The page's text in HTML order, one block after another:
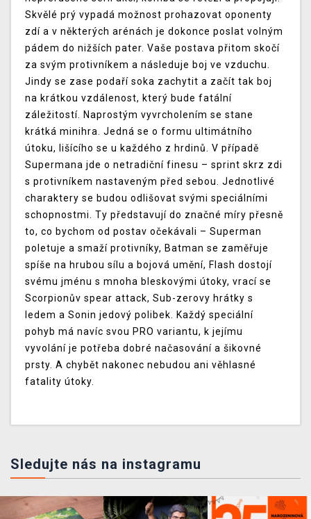
Skvělé prý vypadá možnost prohazovat oponenty
zdí a v některých arénách je dokonce poslat volným
pádem do nižších pater. Vaše postava přitom skočí
za svým protivníkem a následuje boj ve vzduchu.
Jindy se zase podaří soka zachytit a začít tak boj
na krátkou vzdálenost, který bude fatální
záležitostí. Naprostým vyvrcholením se stane
krátká minihra. Jedná se o formu ultimátního
útoku, lišícího se u každého z hrdinů. V případě
Supermana jde o netradiční finesu – sprint skrz zdi
s protivníkem nastaveným před sebou. Jednotlivé
charaktery se budou odlišovat svými speciálními
schopnostmi. Ty představují do značné míry přesně
to, co bychom od postav očekávali – Superman
poletuje a smaží protivníky, Batman se zaměřuje
spíše na hrubou sílu a bojová umění, Flash dostojí
svému jménu s mnoha bleskovými útoky, vrací se
Scorpionův spear attack, Sub-zerovy hrátky s
ledem a Sonin jedový polibek. Každý speciální
pohyb má navíc svou PRO variantu, k jejímu
vyvolání je potřeba dobré načasování a šikovné
prsty. A chybět nakonec nebudou ani věhlasné
fatality útoky.
Sledujte nás na instagramu